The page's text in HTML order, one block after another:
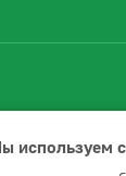
©
используем